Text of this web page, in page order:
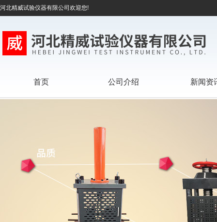
河北精威试验仪器有限公司欢迎您!
首页 公司介绍 新闻资